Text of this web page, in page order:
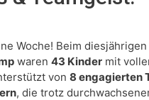
Woche! Beim diesjährigen
waren 43 Kinder mit
von 8 engagierten
, die trotz